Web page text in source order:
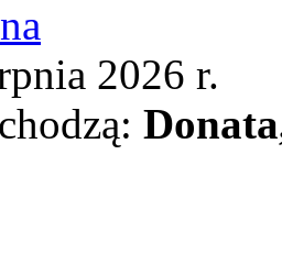
2026 r.